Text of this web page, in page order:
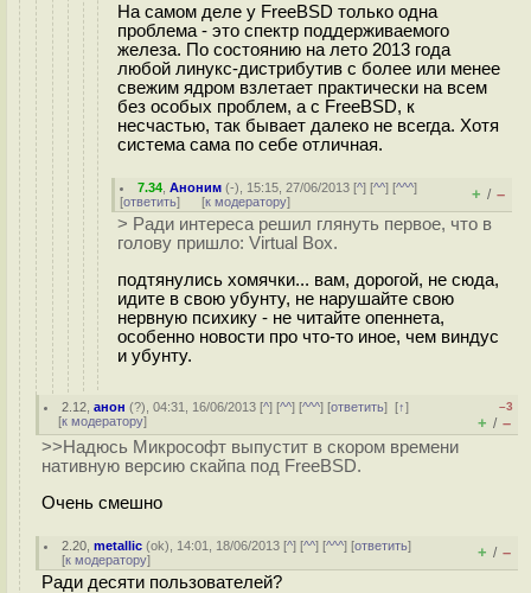
На самом деле у FreeBSD только одна
проблема - это спектр поддерживаемого
железа. По состоянию на лето 2013 года
любой линукс-дистрибутив с более или менее
свежим ядром взлетает практически на всем
без особых проблем, а с FreeBSD, к
несчастью, так бывает далеко не всегда. Хотя
система сама по себе отличная.
7.34 ,Аноним (-), 15:15, 27/06/2013 [^] [^^] [^^^]
[ответить] [к модератору] + / –
> Ради интереса решил глянуть первое, что в
голову пришло: Virtual Box.
подтянулись хомячки... вам, дорогой, не сюда,
идите в свою убунту, не нарушайте свою
нервную психику - не читайте опеннета,
особенно новости про что-то иное, чем виндус
и убунту.
2.12 ,анон (?), 04:31, 16/06/2013 [^] [^^] [^^^] [ответить][↑]
[к модератору]
–3
+ / –
>>Надюсь Микрософт выпустит в скором времени
нативную версию скайпа под FreeBSD.
Очень смешно
2.20 ,metallic (ok), 14:01, 18/06/2013 [^] [^^] [^^^] [ответить]
[к модератору] + / –
Ради десяти пользователей?